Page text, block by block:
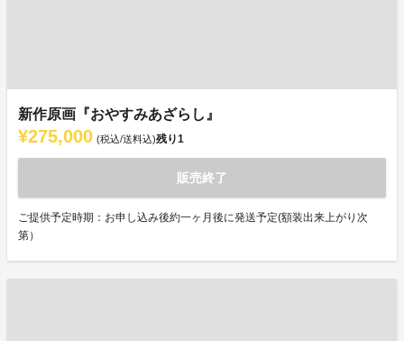
新作原画『おやすみあざらし』
¥275,000 (税込/送料込)残り1
販売終了
ご提供予定時期：お申し込み後約一ヶ月後に発送予定(額装出来上がり次
第）